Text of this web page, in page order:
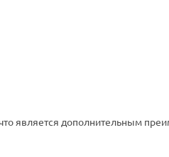
является дополнительным